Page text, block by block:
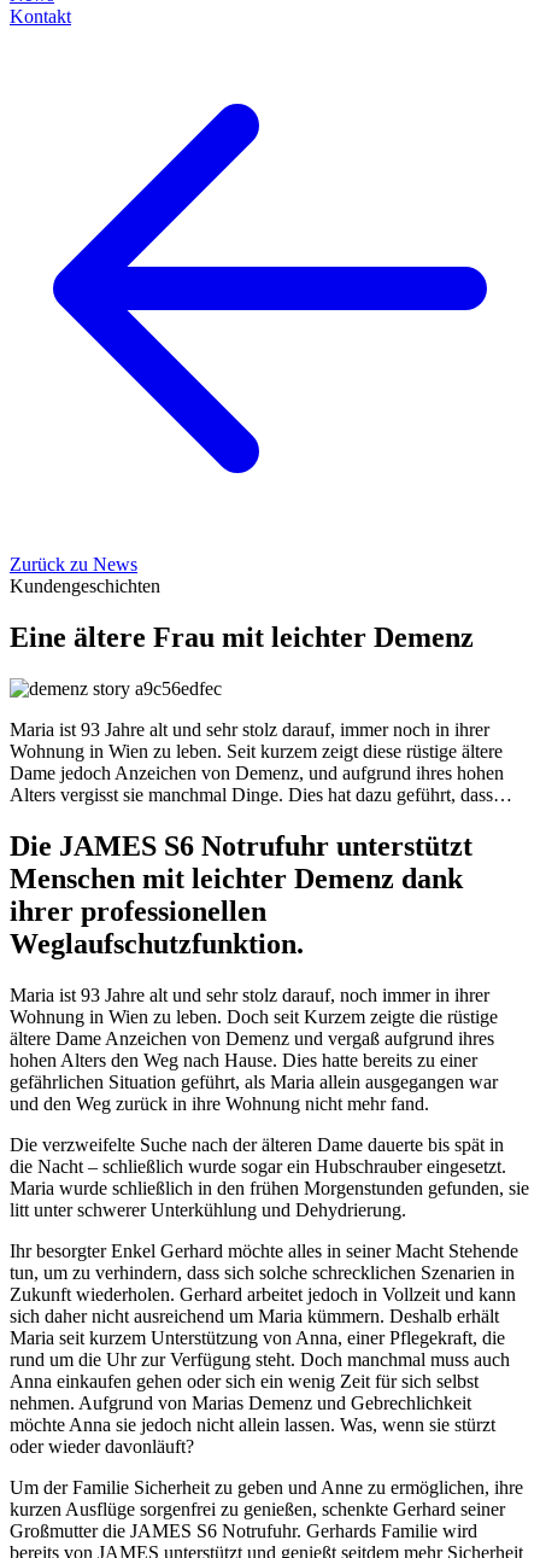
Kontakt
Zurück zu News
Kundengeschichten
Eine ältere Frau mit leichter Demenz
Maria ist 93 Jahre alt und sehr stolz darauf, immer noch in ihrer
Wohnung in Wien zu leben. Seit kurzem zeigt diese rüstige ältere
Dame jedoch Anzeichen von Demenz, und aufgrund ihres hohen
Alters vergisst sie manchmal Dinge. Dies hat dazu geführt, dass…
Die JAMES S6 Notrufuhr unterstützt
Menschen mit leichter Demenz dank
ihrer professionellen
Weglaufschutzfunktion.
Maria ist 93 Jahre alt und sehr stolz darauf, noch immer in ihrer
Wohnung in Wien zu leben. Doch seit Kurzem zeigte die rüstige
ältere Dame Anzeichen von Demenz und vergaß aufgrund ihres
hohen Alters den Weg nach Hause. Dies hatte bereits zu einer
gefährlichen Situation geführt, als Maria allein ausgegangen war
und den Weg zurück in ihre Wohnung nicht mehr fand.
Die verzweifelte Suche nach der älteren Dame dauerte bis spät in
die Nacht – schließlich wurde sogar ein Hubschrauber eingesetzt.
Maria wurde schließlich in den frühen Morgenstunden gefunden, sie
litt unter schwerer Unterkühlung und Dehydrierung.
Ihr besorgter Enkel Gerhard möchte alles in seiner Macht Stehende
tun, um zu verhindern, dass sich solche schrecklichen Szenarien in
Zukunft wiederholen. Gerhard arbeitet jedoch in Vollzeit und kann
sich daher nicht ausreichend um Maria kümmern. Deshalb erhält
Maria seit kurzem Unterstützung von Anna, einer Pflegekraft, die
rund um die Uhr zur Verfügung steht. Doch manchmal muss auch
Anna einkaufen gehen oder sich ein wenig Zeit für sich selbst
nehmen. Aufgrund von Marias Demenz und Gebrechlichkeit
möchte Anna sie jedoch nicht allein lassen. Was, wenn sie stürzt
oder wieder davonläuft?
Um der Familie Sicherheit zu geben und Anne zu ermöglichen, ihre
kurzen Ausflüge sorgenfrei zu genießen, schenkte Gerhard seiner
Großmutter die JAMES S6 Notrufuhr. Gerhards Familie wird
bereits von JAMES unterstützt und genießt seitdem mehr Sicherheit